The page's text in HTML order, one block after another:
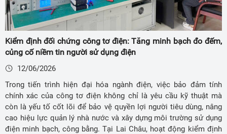
Kiểm định đối chứng công tơ điện: Tăng minh bạch đo đếm,
củng cố niềm tin người sử dụng điện
12/06/2026
Trong tiến trình hiện đại hóa ngành điện, việc bảo đảm tính
chính xác của công tơ điện không chỉ là yêu cầu kỹ thuật mà
còn là yếu tố cốt lõi để bảo vệ quyền lợi người tiêu dùng, nâng
cao hiệu lực quản lý nhà nước và xây dựng môi trường sử dụng
điện minh bạch, công bằng. Tại Lai Châu, hoạt động kiểm định